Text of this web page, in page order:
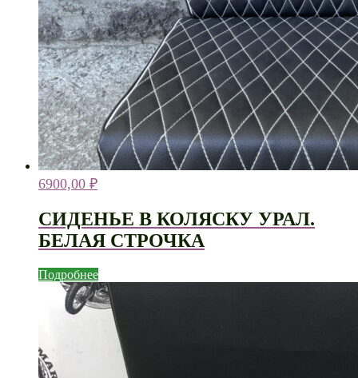
6900,00 ₽
СИДЕНЬЕ В КОЛЯСКУ УРАЛ.
БЕЛАЯ СТРОЧКА
Подробнее